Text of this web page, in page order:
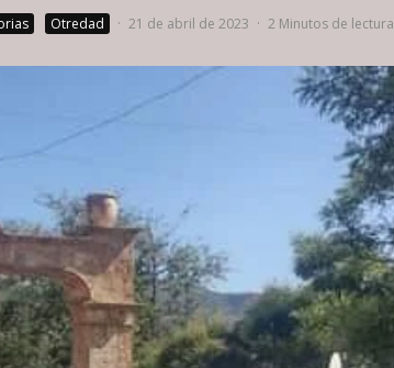
Otredad · 21 de abril de 2023 · 2 Minutos de lectura